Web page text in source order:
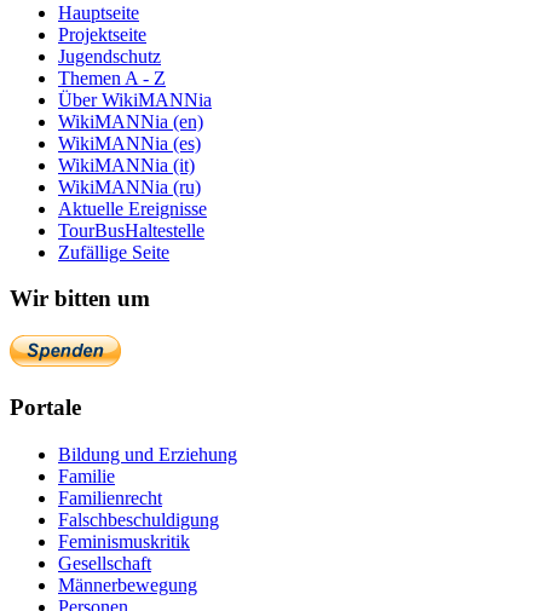
Hauptseite
Projektseite
Jugendschutz
Themen A - Z
Über WikiMANNia
WikiMANNia (en)
WikiMANNia (es)
WikiMANNia (it)
WikiMANNia (ru)
Aktuelle Ereignisse
TourBusHaltestelle
Zufällige Seite
Wir bitten um
Portale
Bildung und Erziehung
Familie
Familienrecht
Falschbeschuldigung
Feminismuskritik
Gesellschaft
Männerbewegung
Personen